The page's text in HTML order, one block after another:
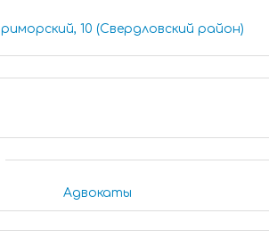
10 (Свердловский район)
Адвокаты